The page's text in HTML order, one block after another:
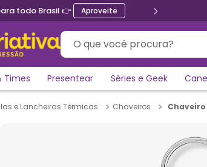
todo Brasil 👉 Aproveite
O que você procura?
Times Presentear Séries e Geek
e Lancheiras Térmicas Chaveiros Chaveiro